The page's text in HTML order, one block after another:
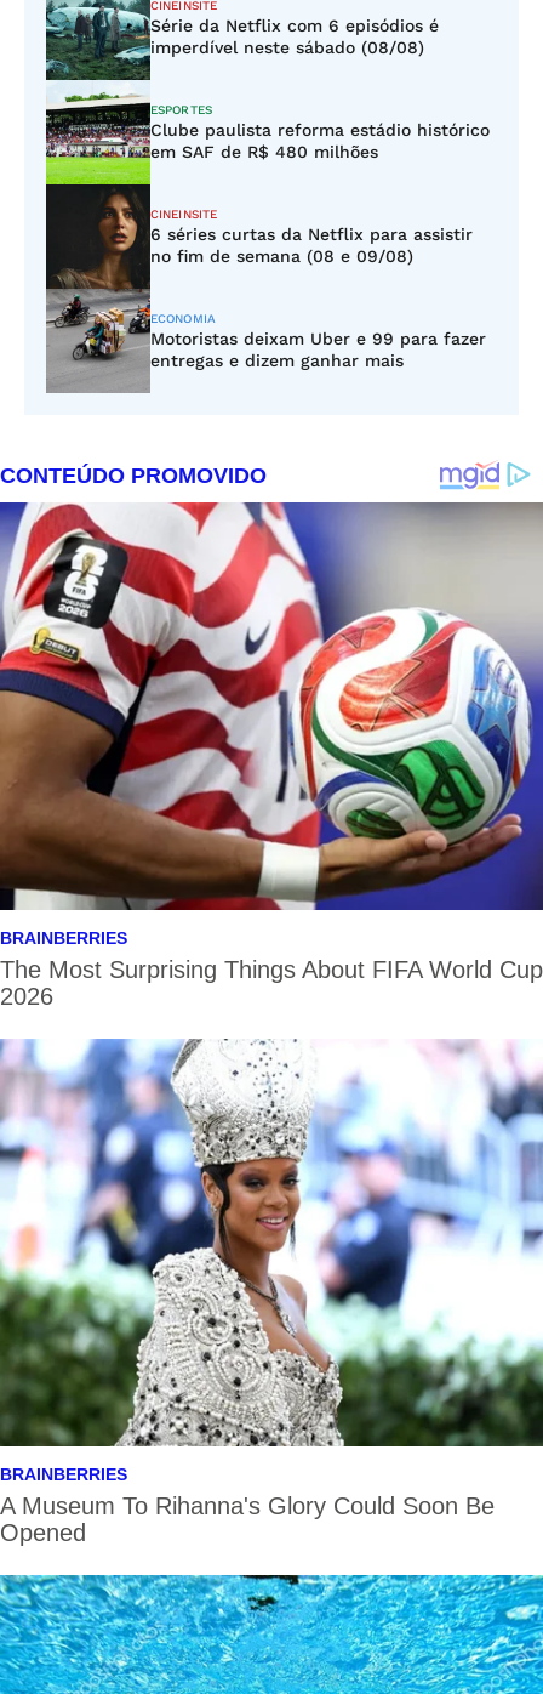
CINEINSITE
Série da Netflix com 6 episódios é
imperdível neste sábado (08/08)
ESPORTES
Clube paulista reforma estádio histórico
em SAF de R$ 480 milhões
CINEINSITE
6 séries curtas da Netflix para assistir
no fim de semana (08 e 09/08)
ECONOMIA
Motoristas deixam Uber e 99 para fazer
entregas e dizem ganhar mais